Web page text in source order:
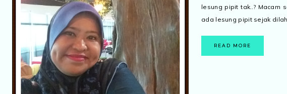
lesung pipit tak..? Macam
ada lesung pipit sejak
READ MORE